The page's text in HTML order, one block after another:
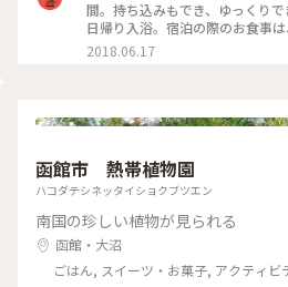
間。持ち込みもでき、ゆっくり
日帰り入浴。宿泊の際のお食事
#北海道 #わたしの街
2018.06.17
函館市 熱帯植物園
ハコダテシネッタイショクブツエン
南国の珍しい植物が見られる
函館・大沼
ごはん, スイーツ・お菓子, アクティビ